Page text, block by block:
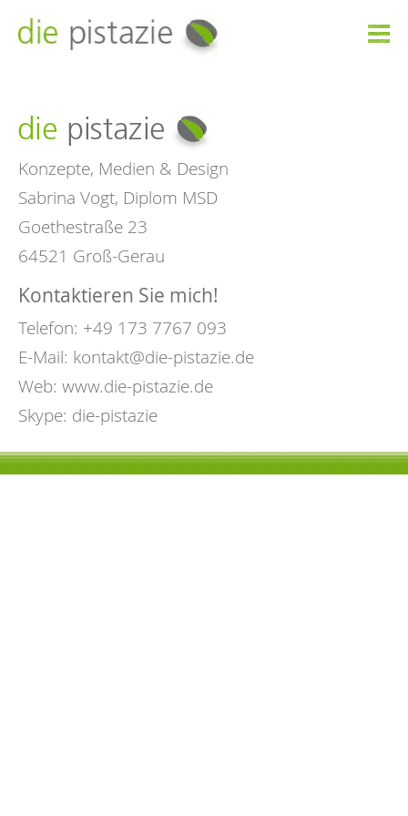

Konzepte, Medien & Design
Sabrina Vogt, Diplom MSD
Goethestraße 23
64521 Groß-Gerau
Kontaktieren Sie mich!
Telefon: +49 173 7767 093
E-Mail: kontakt@die-pistazie.de
Web: www.die-pistazie.de
Skype: die-pistazie